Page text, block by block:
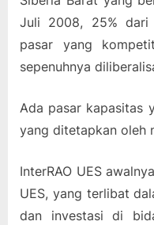
Juli 2008, 25% dari
pasar yang
sepenuhnya
Ada pasar kapasitas
yang ditetapkan oleh
InterRAO UES
UES, yang terlibat
dan investasi di